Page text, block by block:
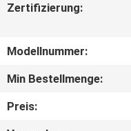
ÜBER
UNS
Zertifizierung:
Modellnummer:
Min Bestellmenge:
Preis: